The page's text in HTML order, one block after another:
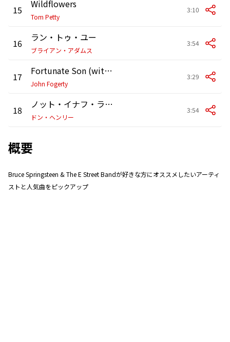
15 Wildflowers
Tom Petty
3:10
16 ラン・トゥ・ユー
ブライアン・アダムス
3:54
17 Fortunate Son (with Foo Fighters)
John Fogerty
3:29
18 ノット・イナフ・ラヴ・イン・ザ・ワールド
ドン・ヘンリー
3:54
概要
Bruce Springsteen & The E Street Bandが好きな方にオススメしたいアーティ
ストと人気曲をピックアップ